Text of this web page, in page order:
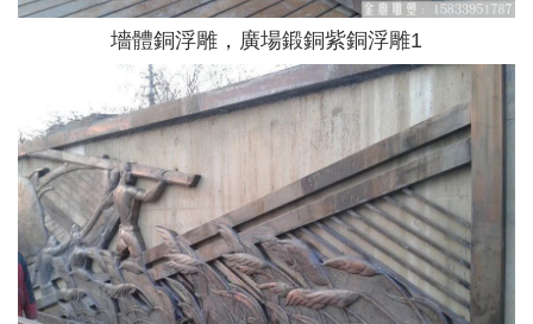
墻體銅浮雕，廣場鍛銅紫銅浮雕1